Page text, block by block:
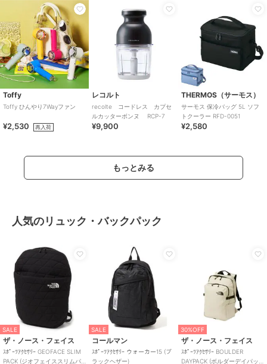
Toffy
Toffy ひんやり7Wayファン
¥2,530 再入荷
レコルト
recolte コードレス カプセ
ルカッターボンヌ RCP-7
¥9,900
THERMOS（サーモス）
サーモス 保冷バッグ 5L ソフ
トクーラー RFD-0051
¥2,580
もっとみる
人気のリュック・バックパック
SALE
ザ・ノース・フェイス
ｽﾎﾟｰﾂｱｸｾｻﾘｰ GEOFACE SLIM
PACK (ジオフェイススリムパ
SALE
コールマン
ｽﾎﾟｰﾂｱｸｾｻﾘｰ ウォーカー15 (ブ
ラックヘザー)
30%OFF
ザ・ノース・フェイス
ｽﾎﾟｰﾂｱｸｾｻﾘｰ BOULDER
DAYPACK (ボルダーデイパッ